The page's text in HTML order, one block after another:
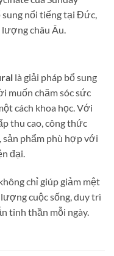
nổi tiếng tại Đức,
châu Âu.
là giải pháp bổ sung
muốn chăm sóc sức
cách khoa học. Với
thu cao, công thức
phẩm phù hợp với
đại.
chỉ giúp giảm mệt
cuộc sống, duy trì
tinh thần mỗi ngày.